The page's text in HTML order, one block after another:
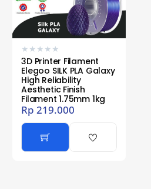
★ ★ ★ ★ ★
3D Printer Filament
Elegoo SILK PLA Galaxy
High Reliability
Aesthetic Finish
Filament 1.75mm 1kg
Rp 219.000